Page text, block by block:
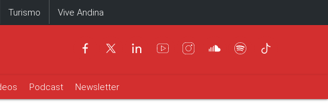
Turismo Vive Andina
Podcast Newsletter